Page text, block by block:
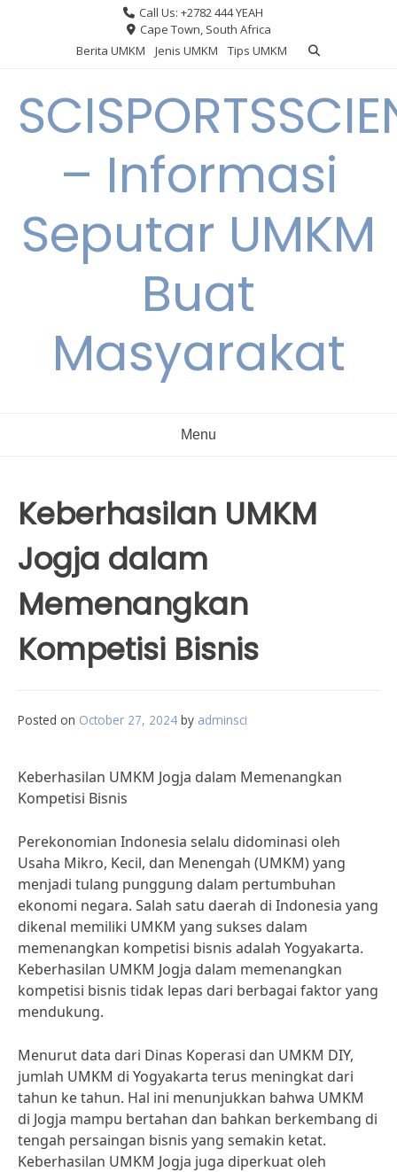
Call Us: +2782 444 YEAH
Cape Town, South Africa
Berita UMKM
Jenis UMKM Tips UMKM
– Informasi
Seputar UMKM
Buat
Masyarakat
Menu
Keberhasilan UMKM
Jogja dalam
Memenangkan
Kompetisi Bisnis
Posted on October 27, 2024 by adminsci
Keberhasilan UMKM Jogja dalam Memenangkan
Kompetisi Bisnis
Perekonomian Indonesia selalu didominasi oleh
Usaha Mikro, Kecil, dan Menengah (UMKM) yang
menjadi tulang punggung dalam pertumbuhan
ekonomi negara. Salah satu daerah di Indonesia yang
dikenal memiliki UMKM yang sukses dalam
memenangkan kompetisi bisnis adalah Yogyakarta.
Keberhasilan UMKM Jogja dalam memenangkan
kompetisi bisnis tidak lepas dari berbagai faktor yang
mendukung.
Menurut data dari Dinas Koperasi dan UMKM DIY,
jumlah UMKM di Yogyakarta terus meningkat dari
tahun ke tahun. Hal ini menunjukkan bahwa UMKM
di Jogja mampu bertahan dan bahkan berkembang di
tengah persaingan bisnis yang semakin ketat.
Keberhasilan UMKM Jogja juga diperkuat oleh